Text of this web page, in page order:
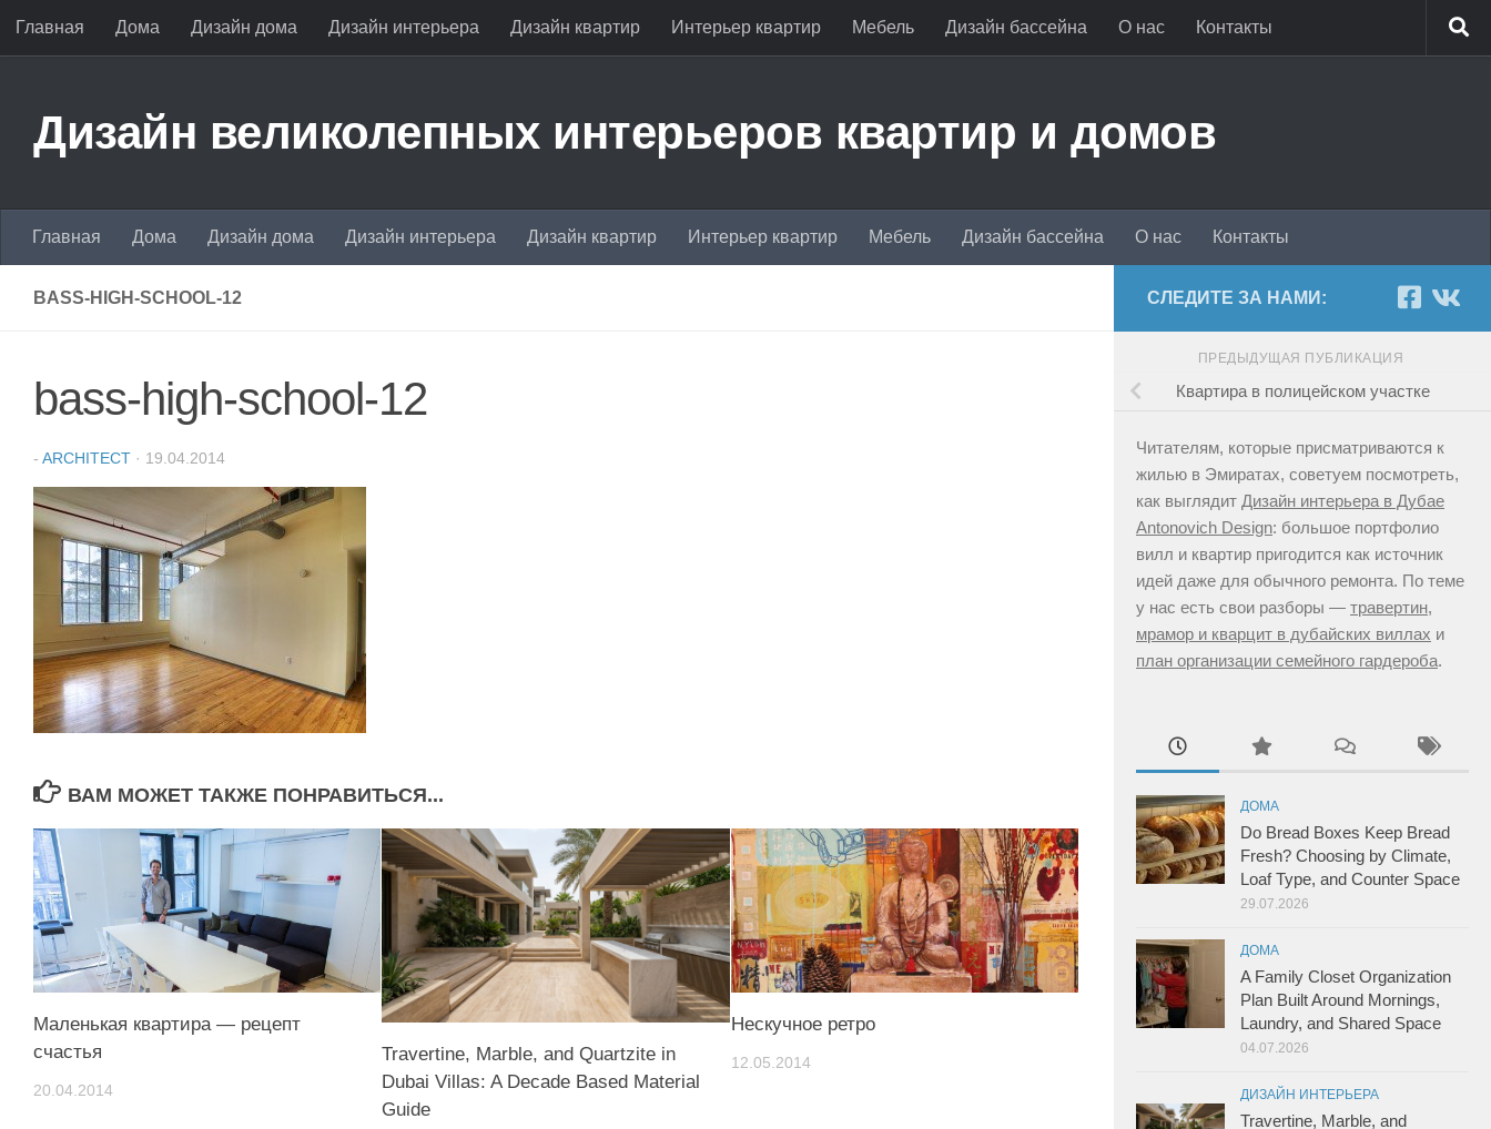
Перейти к содержимому
Главная Дома Дизайн дома Дизайн интерьера Дизайн квартир Интерьер квартир Мебель Дизайн бассейна О нас Контакты
Дизайн великолепных интерьеров квартир и домов
Главная Дома Дизайн дома Дизайн интерьера Дизайн квартир Интерьер квартир Мебель Дизайн бассейна О нас Контакты
BASS-HIGH-SCHOOL-12
bass-high-school-12
- ARCHITECT · 19.04.2014
ВАМ МОЖЕТ ТАКЖЕ ПОНРАВИТЬСЯ...
Маленькая квартира — рецепт
счастья
20.04.2014
Travertine, Marble, and Quartzite in
Dubai Villas: A Decade Based Material
Guide
Нескучное ретро
12.05.2014
СЛЕДИТЕ ЗА НАМИ:
ПРЕДЫДУЩАЯ ПУБЛИКАЦИЯ
Квартира в полицейском участке
Читателям, которые присматриваются к
жилью в Эмиратах, советуем посмотреть,
как выглядит Дизайн интерьера в Дубае
Antonovich Design: большое портфолио
вилл и квартир пригодится как источник
идей даже для обычного ремонта. По теме
у нас есть свои разборы — травертин,
мрамор и кварцит в дубайских виллах и
план организации семейного гардероба.
ДОМА
Do Bread Boxes Keep Bread
Fresh? Choosing by Climate,
Loaf Type, and Counter Space
29.07.2026
ДОМА
A Family Closet Organization
Plan Built Around Mornings,
Laundry, and Shared Space
04.07.2026
ДИЗАЙН ИНТЕРЬЕРА
Travertine, Marble, and